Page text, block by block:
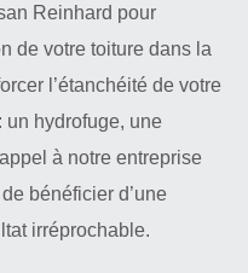
Reinhard pour
de votre toiture dans la
l’étanchéité de votre
un hydrofuge, une
à notre entreprise
bénéficier d’une
irréprochable.